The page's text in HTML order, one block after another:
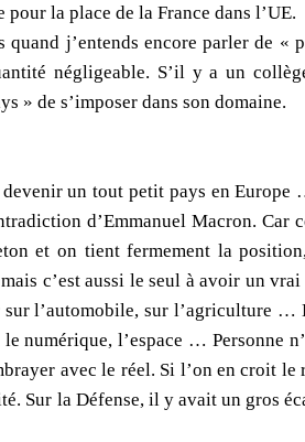
pour la place de la France dans l’UE.
j’entends encore parler de «
négligeable. S’il y a un
» de s’imposer dans son domaine.
un tout petit pays en
d’Emmanuel Macron.
et on tient fermement la
mais c’est aussi le seul à avoir un
l’automobile, sur l’agriculture …
numérique, l’espace … Personne
avec le réel. Si l’on en croit
Sur la Défense, il y avait un gros